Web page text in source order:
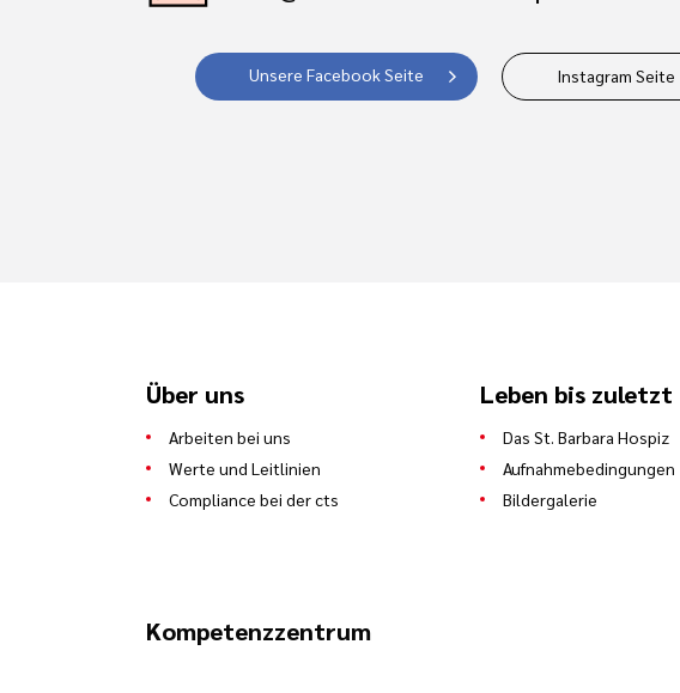
Unsere Facebook Seite Instagram Seite
Über uns
Arbeiten bei uns
Werte und Leitlinien
Compliance bei der cts
Leben bis zuletzt
Das St. Barbara Hospiz
Aufnahmebedingungen
Bildergalerie
Kompetenzzentrum